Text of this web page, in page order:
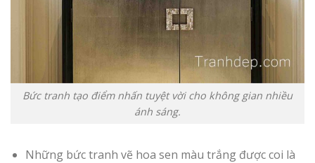
Bức tranh tạo điểm nhấn tuyệt vời cho không gian nhiều
ánh sáng.
Những bức tranh vẽ hoa sen màu trắng được coi là